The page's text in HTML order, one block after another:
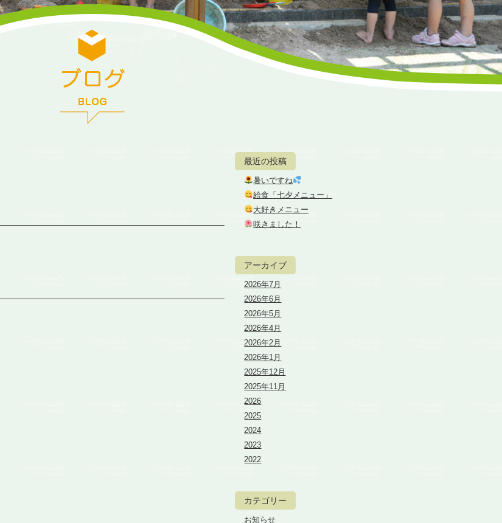
最近の投稿
暑いですね
給食「七夕メニュー」
大好きメニュー
咲きました！
アーカイブ
2026年7月
2026年6月
2026年5月
2026年4月
2026年2月
2026年1月
2025年12月
2025年11月
2026
2025
2024
2023
2022
カテゴリー
お知らせ